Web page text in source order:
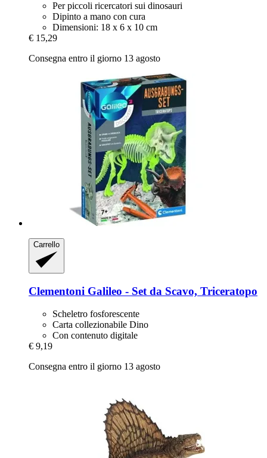
Per piccoli ricercatori sui dinosauri
Dipinto a mano con cura
Dimensioni: 18 x 6 x 10 cm
€ 15,29
Consegna entro il giorno 13 agosto
Carrello
Clementoni Galileo -​ Set da Scavo, Triceratopo
Scheletro fosforescente
Carta collezionabile Dino
Con contenuto digitale
€ 9,19
Consegna entro il giorno 13 agosto